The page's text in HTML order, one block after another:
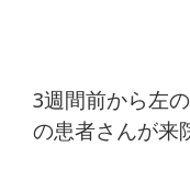
院
3週間前から左
の患者さんが来